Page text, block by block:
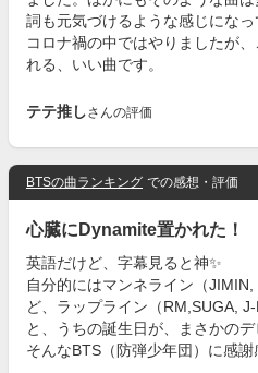
詞も元気づけるような感じになっ
コロナ禍の中ではやりましたが
れる、いい曲です。
テテ推しさんの評価
BTSの曲ランキング での感想・評価
心臓にDynamite置かれた！
英語だけど、字幕見ると神✨
自分的にはマンネライン（
ど、ラップライン（RM,SUGA,
と、うちの誕生日が、まさかの
そんなBTS（防弾少年団）に感